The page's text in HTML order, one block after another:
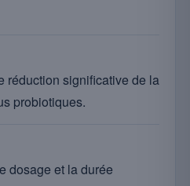
réduction significative de la
probiotiques.
dosage et la durée